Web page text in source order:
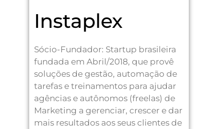
Instaplex
Sócio-Fundador: Startup brasileira
fundada em Abril/2018, que provê
soluções de gestão, automação de
tarefas e treinamentos para ajudar
agências e autônomos (freelas) de
Marketing a gerenciar, crescer e dar
mais resultados aos seus clientes de